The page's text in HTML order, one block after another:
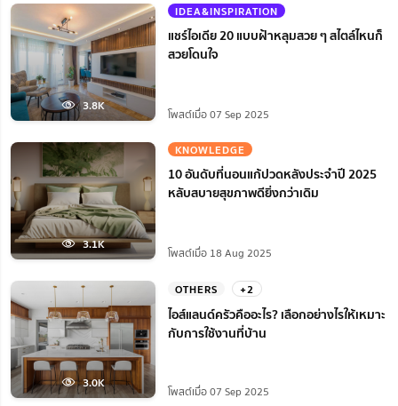
3.8K
IDEA&INSPIRATION
แชร์ไอเดีย 20 แบบฝ้าหลุมสวย ๆ สไตล์ไหนก็
สวยโดนใจ
โพสต์เมื่อ 07 Sep 2025
3.1K
KNOWLEDGE
10 อันดับที่นอนแก้ปวดหลังประจำปี 2025
หลับสบายสุขภาพดียิ่งกว่าเดิม
โพสต์เมื่อ 18 Aug 2025
3.0K
OTHERS +2
ไอส์แลนด์ครัวคืออะไร? เลือกอย่างไรให้เหมาะ
กับการใช้งานที่บ้าน
โพสต์เมื่อ 07 Sep 2025